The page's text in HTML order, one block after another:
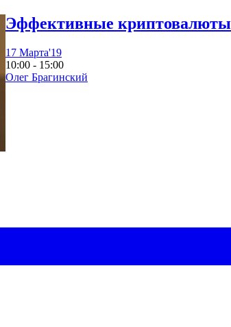
Эффективные криптовалюты
17 Марта'19
10:00 - 15:00
Олег Брагинский